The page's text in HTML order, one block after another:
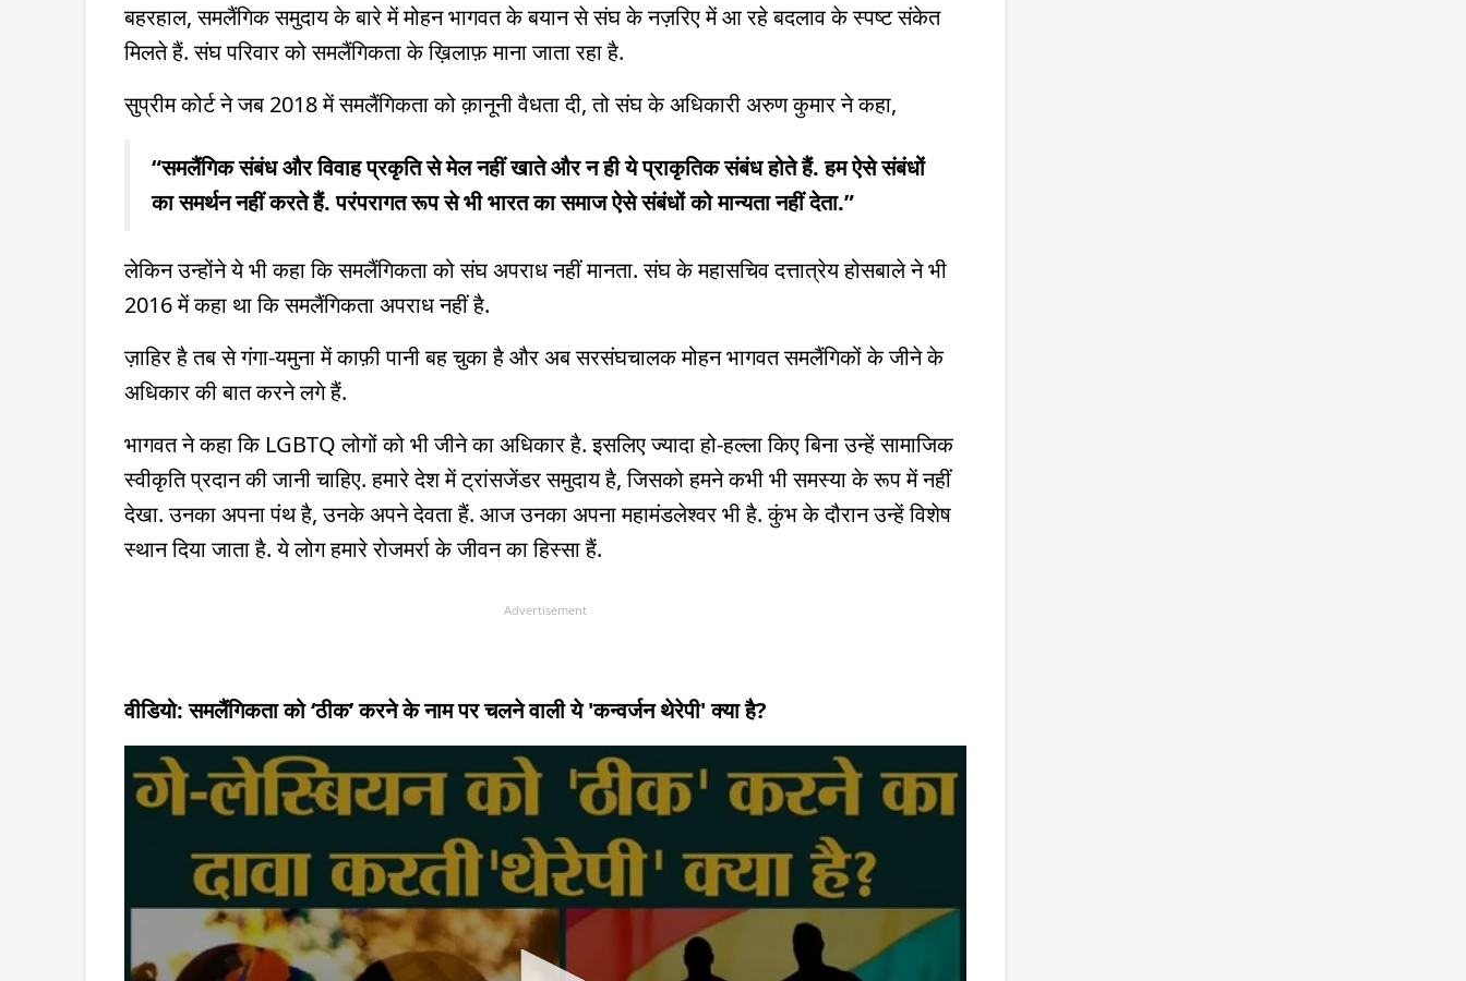
बहरहाल, समलैंगिक समुदाय के बारे में मोहन भागवत के बयान से संघ के नज़रिए में आ रहे बदलाव के स्पष्ट संकेत
मिलते हैं. संघ परिवार को समलैंगिकता के ख़िलाफ़ माना जाता रहा है.
सुप्रीम कोर्ट ने जब 2018 में समलैंगिकता को क़ानूनी वैधता दी, तो संघ के अधिकारी अरुण कुमार ने कहा,
“समलैंगिक संबंध और विवाह प्रकृति से मेल नहीं खाते और न ही ये प्राकृतिक संबंध होते हैं. हम ऐसे संबंधों
का समर्थन नहीं करते हैं. परंपरागत रूप से भी भारत का समाज ऐसे संबंधों को मान्यता नहीं देता.”
लेकिन उन्होंने ये भी कहा कि समलैंगिकता को संघ अपराध नहीं मानता. संघ के महासचिव दत्तात्रेय होसबाले ने भी
2016 में कहा था कि समलैंगिकता अपराध नहीं है.
ज़ाहिर है तब से गंगा-यमुना में काफ़ी पानी बह चुका है और अब सरसंघचालक मोहन भागवत समलैंगिकों के जीने के
अधिकार की बात करने लगे हैं.
भागवत ने कहा कि LGBTQ लोगों को भी जीने का अधिकार है. इसलिए ज्यादा हो-हल्ला किए बिना उन्हें सामाजिक
स्वीकृति प्रदान की जानी चाहिए. हमारे देश में ट्रांसजेंडर समुदाय है, जिसको हमने कभी भी समस्या के रूप में नहीं
देखा. उनका अपना पंथ है, उनके अपने देवता हैं. आज उनका अपना महामंडलेश्वर भी है. कुंभ के दौरान उन्हें विशेष
स्थान दिया जाता है. ये लोग हमारे रोजमर्रा के जीवन का हिस्सा हैं.
Advertisement
वीडियो: समलैंगिकता को ‘ठीक’ करने के नाम पर चलने वाली ये 'कन्वर्जन थेरेपी' क्या है?